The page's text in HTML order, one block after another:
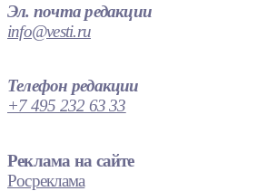
Эл. почта редакции
info@vesti.ru
Телефон редакции
+7 495 232 63 33
Реклама на сайте
Росреклама